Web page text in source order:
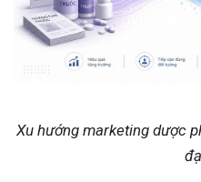
Xu hướng marketing dược